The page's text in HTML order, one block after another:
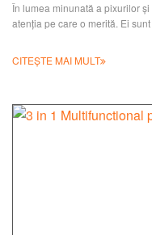
În lumea minunată a pixurilor
atenția pe care o merită. Ei
CITEȘTE MAI MULT